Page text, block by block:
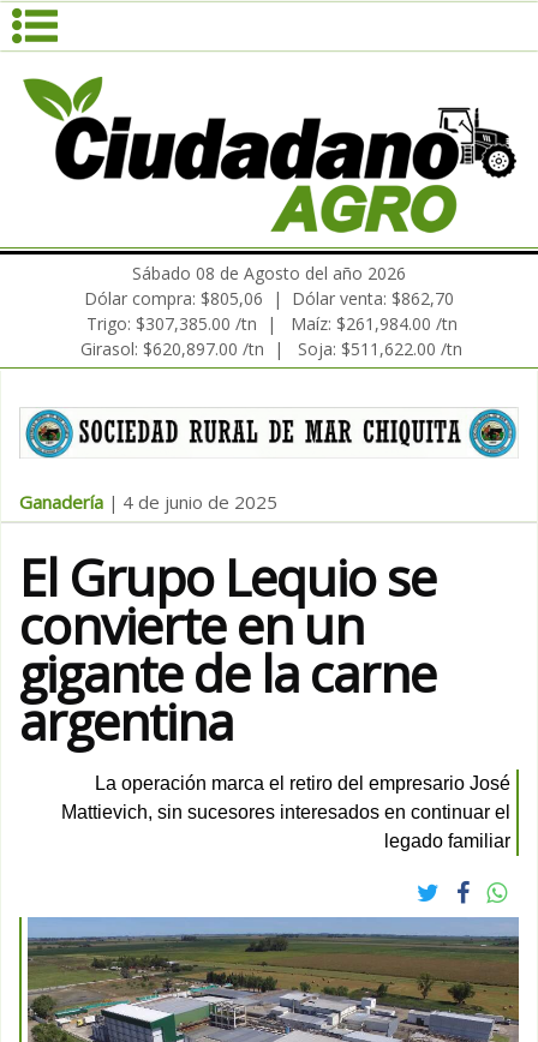
Dólar compra: $805,06 | Dólar venta: $862,70
Trigo: $307,385.00 /tn | Maíz: $261,984.00 /tn
Girasol: $620,897.00 /tn | Soja: $511,622.00 /tn
Sábado 08 de Agosto del año 2026
Ganadería | 4 de junio de 2025
El Grupo Lequio se
convierte en un
gigante de la carne
argentina
La operación marca el retiro del empresario José
Mattievich, sin sucesores interesados en continuar el
legado familiar